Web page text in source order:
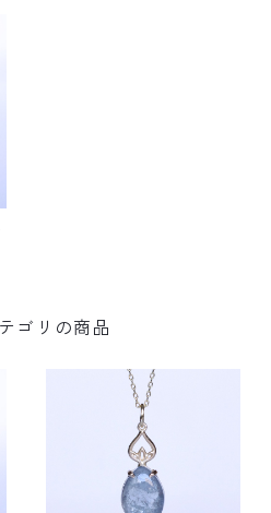
ゴリの商品